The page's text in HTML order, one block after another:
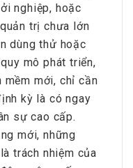
nghiệp, hoặc
trị chưa lớn
dùng thử hoặc
mô phát triển,
mới, chỉ cần
kỳ là có ngay
sự cao cấp.
mới, những
trách nhiệm của